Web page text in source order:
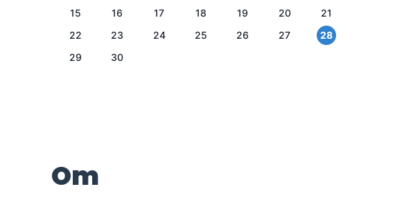
15
16 17 18 19 20
21
22
23 24 25 26 27
28
29
30
Om